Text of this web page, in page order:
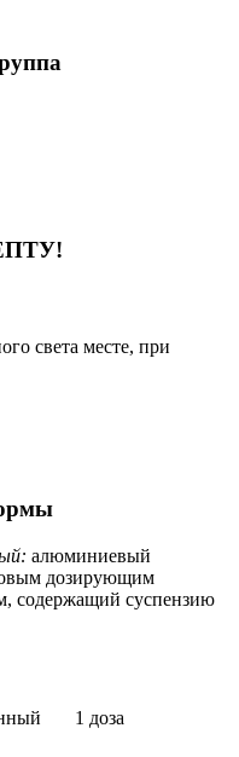
света месте, при
алюминиевый
дозирующим
содержащий суспензию
1 доза